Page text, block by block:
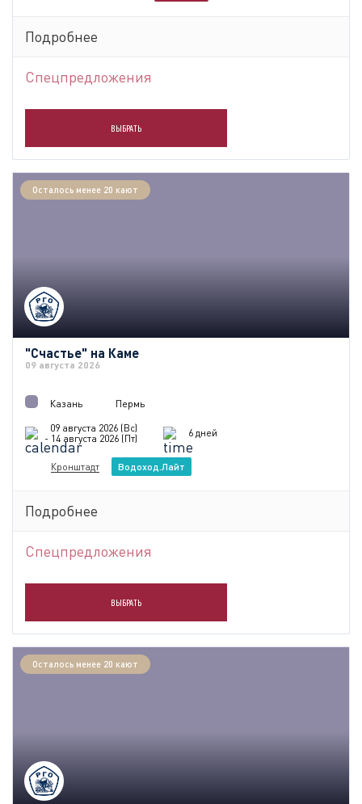
Подробнее
Спецпредложения
ВЫБРАТЬ
Осталось менее 20 кают
"Счастье" на Каме
09 августа 2026
Казань
Пермь
09 августа 2026 (Вс)
- 14 августа 2026 (Пт)
6 дней
Кронштадт Водоход.Лайт
Подробнее
Спецпредложения
ВЫБРАТЬ
Осталось менее 20 кают